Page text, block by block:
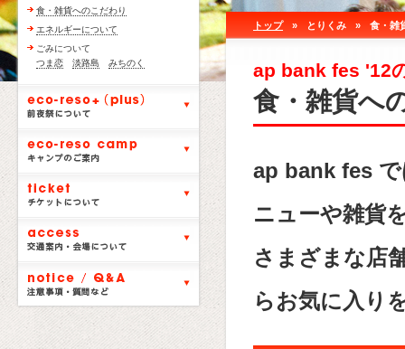
食・雑貨へのこだわり
エネルギーについて
ごみについて
つま恋
淡路島 みちのく
トップ » とりくみ » 食・雑
ap bank fes '12
食・雑貨へ
ap bank fes
ニューや雑貨
さまざまな店
らお気に入り